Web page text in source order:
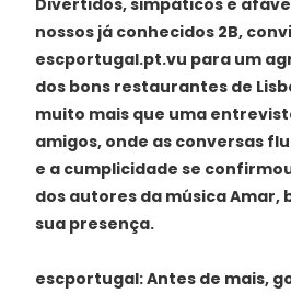
Divertidos, simpáticos e
nossos já conhecidos 2B,
escportugal.pt.vu para um
dos bons restaurantes de
muito mais que uma
amigos, onde as conversas
e a cumplicidade se
dos autores da música Amar,
sua presença.
escportugal: Antes de mais,